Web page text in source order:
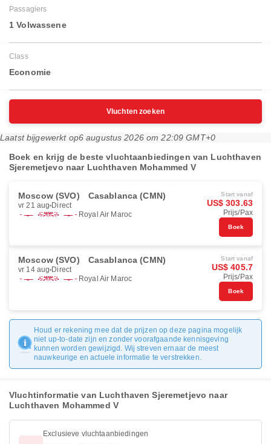
Passagiers
1 Volwassene
Class
Economie
Vluchten zoeken
Laatst bijgewerkt op6 augustus 2026 om 22:09 GMT+0
Boek en krijg de beste vluchtaanbiedingen van Luchthaven
Sjeremetjevo naar Luchthaven Mohammed V
Moscow (SVO) Casablanca (CMN)
vr 21 aug Direct
Royal Air Maroc
Start vanaf
US$ 303.63
Prijs/Pax
Boek
Moscow (SVO) Casablanca (CMN)
vr 14 aug Direct
Royal Air Maroc
Start vanaf
US$ 405.7
Prijs/Pax
Boek
Houd er rekening mee dat de prijzen op deze pagina mogelijk
niet up-to-date zijn en zonder voorafgaande kennisgeving
kunnen worden gewijzigd. Wij streven ernaar de meest
nauwkeurige en actuele informatie te verstrekken.
Vluchtinformatie van Luchthaven Sjeremetjevo naar
Luchthaven Mohammed V
Exclusieve vluchtaanbiedingen